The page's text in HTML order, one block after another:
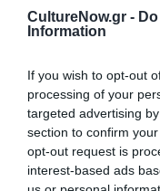
CultureNow.gr -
Information
If you wish to opt-out
processing of your
targeted advertising
section to confirm
opt-out request is
interest-based ads
Λαμπράκης, Βασ.
Eισιτήρια:
10 €
Πληροφορίες